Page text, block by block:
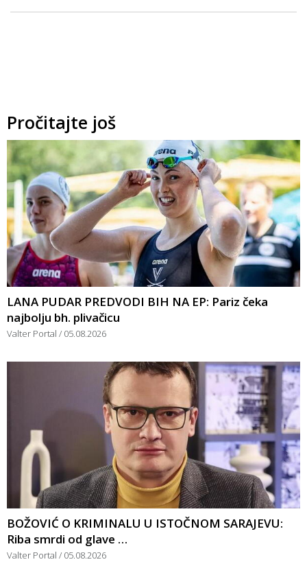
Pročitajte još
LANA PUDAR PREDVODI BIH NA EP: Pariz čeka
najbolju bh. plivačicu
Valter Portal 05.08.2026
BOŽOVIĆ O KRIMINALU U ISTOČNOM SARAJEVU:
Riba smrdi od glave …
Valter Portal 05.08.2026